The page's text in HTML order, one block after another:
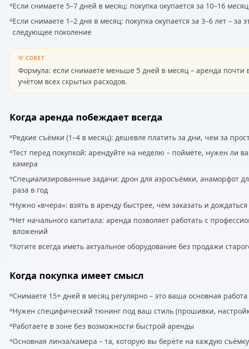
Если снимаете 5–7 дней в месяц: покупка окупается за 10–16
Если снимаете 1–2 дня в месяц: покупка окупается за 3–6 лет – за
следующее поколение
💡 СОВЕТ
Формула: если снимаете меньше 5 дней в месяц – аренда почти
учётом всех скрытых расходов.
Когда аренда побеждает всегда
Редкие съёмки (1–4 в месяц): дешевле платить за дни, чем за
Тест перед покупкой: арендуйте на неделю – поймёте, нужен ли
камера
Специализированные задачи: дрон для аэросъёмки, анаморфот
раза в год
Нужно «вчера»: взять в аренду быстрее, чем заказать и дождаться
Нет начального капитала: аренда позволяет работать с
вложений
Хотите всегда иметь актуальное оборудование без продажи
Когда покупка имеет смысл
Снимаете 15+ дней в месяц регулярно – это ваша основная работа
Нужен специфический тюнинг под ваш стиль (прошивки,
Работаете в зоне без возможности быстрой аренды
Основная линза/камера – та, которую вы берёте на каждую съёмку